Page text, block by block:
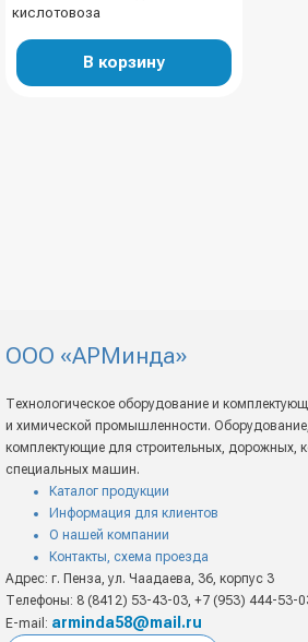
кислотовоза
В корзину
ООО «АРМинда»
Технологическое оборудование и
и химической промышленности.
комплектующие для строительных, дорожных,
специальных машин.
Каталог продукции
Информация для клиентов
О нашей компании
Контакты, схема проезда
Адрес: г. Пенза, ул. Чаадаева, 36, корпус 3
Телефоны: 8 (8412) 53-43-03, +7 (953) 444-53-
E-mail: arminda58@mail.ru